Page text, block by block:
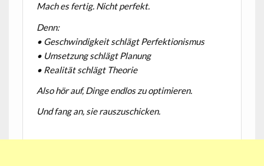
Mach es fertig. Nicht perfekt.
Denn:
• Geschwindigkeit schlägt Perfektionismus
• Umsetzung schlägt Planung
• Realität schlägt Theorie
Also hör auf, Dinge endlos zu optimieren.
Und fang an, sie rauszuschicken.